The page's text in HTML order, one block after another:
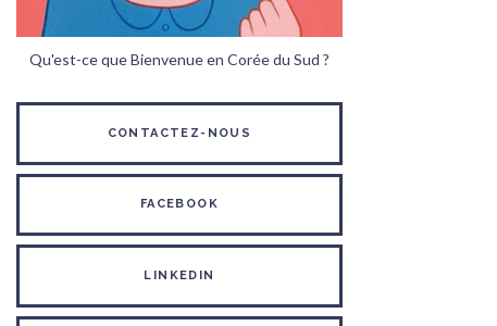
Qu'est-ce que Bienvenue en Corée du Sud ?
CONTACTEZ-NOUS
FACEBOOK
LINKEDIN